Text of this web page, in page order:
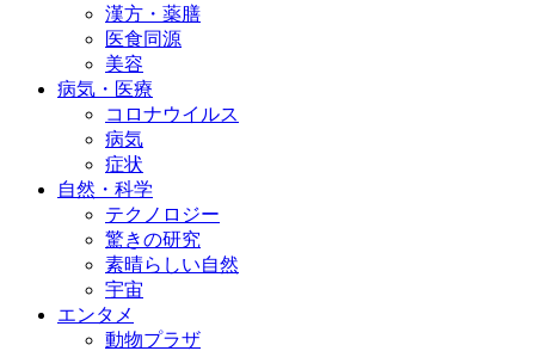
漢方・薬膳
医食同源
美容
病気・医療
コロナウイルス
病気
症状
自然・科学
テクノロジー
驚きの研究
素晴らしい自然
宇宙
エンタメ
動物プラザ